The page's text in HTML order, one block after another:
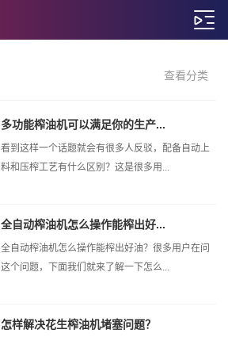
查看分类
多功能榨油机可以满足你的生产...
看到这样一个话题就会有很多人反驳，配备自动上
料和压榨工艺有什么区别？这是很多用...
全自动榨油机怎么操作能榨出好...
全自动榨油机怎么操作能榨出好油？很多用户在问
这个问题，下面我们就来了解一下怎么...
怎样解决花生榨油机堵塞问题？